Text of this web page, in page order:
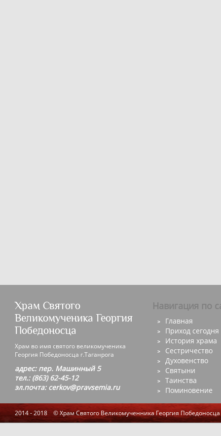
Храм Святого
Великомученика Георгия
Победоносца
Храм во имя святого великомученика
Георгия Победоносца г.Таганрога
адрес: пер. Машинный 5
тел.: (863) 62-45-12
эл.почта: cerkov@pravsemia.ru
Навигация по
Главная
Приход сегодня
История храма
Сестричество
Духовенство
Святыни
Таинства
Поминовение
2014 - 2018 © Храм Святого Великомученника Георгия Победоносца